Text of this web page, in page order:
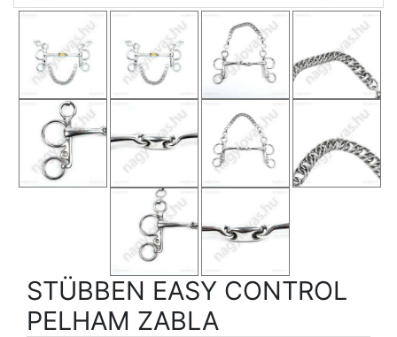
STÜBBEN EASY CONTROL
PELHAM ZABLA